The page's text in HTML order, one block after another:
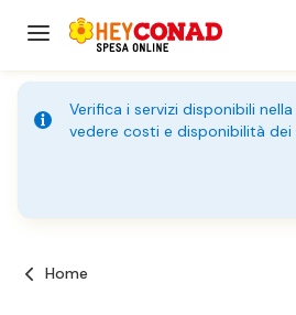
Verifica i servizi disponibili
vedere costi e disponibilità
Home